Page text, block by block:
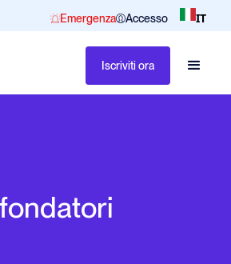
Emergenza Accesso IT
Iscriviti ora